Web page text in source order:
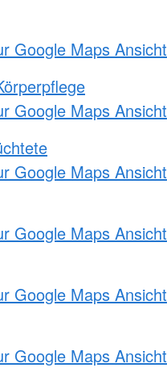
Google Maps Ansicht
Google Maps Ansicht
Google Maps Ansicht
Google Maps Ansicht
Google Maps Ansicht
Google Maps Ansicht